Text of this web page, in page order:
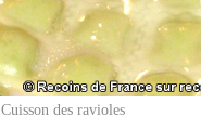
Cuisson des ravioles